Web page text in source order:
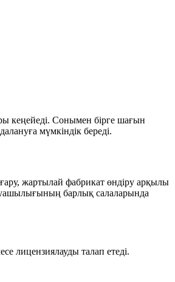
кеңейеді. Сонымен бірге шағын
мүмкіндік береді.
жартылай фабрикат өндіру арқылы
барлық салаларында
лицензиялауды талап етеді.